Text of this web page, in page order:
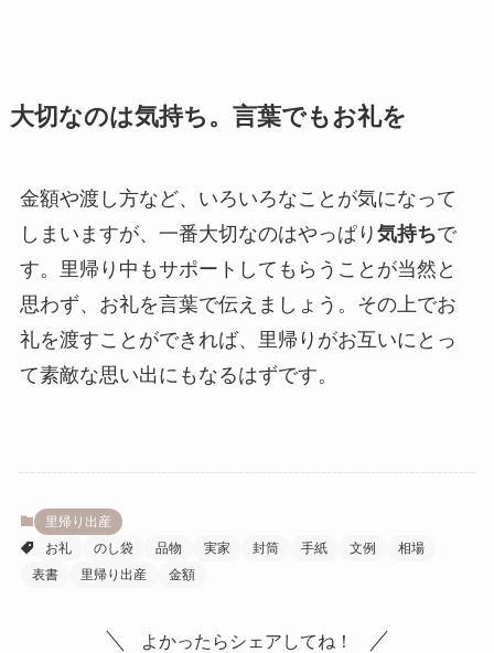
大切なのは気持ち。言葉でもお礼を
金額や渡し方など、いろいろなことが気になって
しまいますが、一番大切なのはやっぱり 気持ちで
す。里帰り中もサポートしてもらうことが当然と
思わず、お礼を言葉で伝えましょう。その上でお
礼を渡すことができれば、里帰りがお互いにとっ
て素敵な思い出にもなるはずです。
里帰り出産
お礼
のし袋 品物 実家 封筒 手紙 文例
相場
表書
里帰り出産 金額
よかったらシェアしてね！